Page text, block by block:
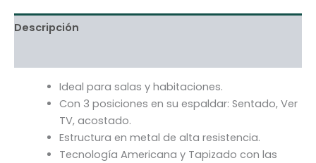
Descripción
Ideal para salas y habitaciones.
Con 3 posiciones en su espaldar: Sentado, Ver
TV, acostado.
Estructura en metal de alta resistencia.
Tecnología Americana y Tapizado con las